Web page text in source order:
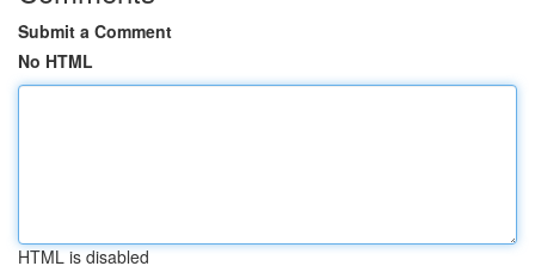
Submit a Comment
No HTML
HTML is disabled